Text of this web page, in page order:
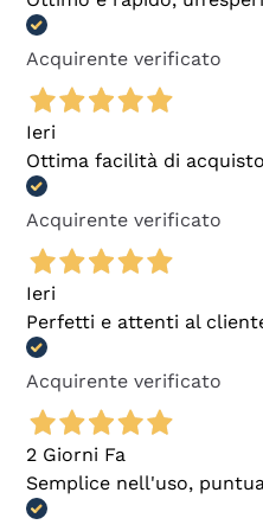
Acquirente verificato
Ieri
Ottima facilità di
Acquirente verificato
Ieri
Perfetti e attenti al
Acquirente verificato
2 Giorni Fa
Semplice nell'uso,